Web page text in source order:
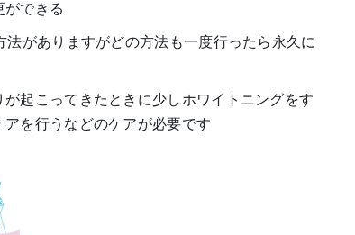
ができる
がありますがどの方法も一度行ったら永久に
起こってきたときに少しホワイトニングをす
を行うなどのケアが必要です